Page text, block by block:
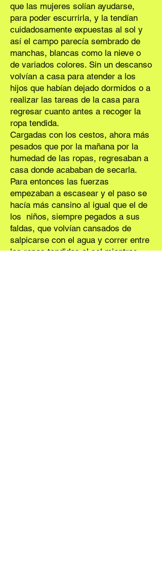
que las mujeres solían ayudarse,
para poder escurrirla, y la tendían
cuidadosamente expuestas al sol y
así el campo parecía sembrado de
manchas, blancas como la nieve o
de variados colores. Sin un descanso
volvían a casa para atender a los
hijos que habían dejado dormidos o a
realizar las tareas de la casa para
regresar cuanto antes a recoger la
ropa tendida.
Cargadas con los cestos, ahora más
pesados que por la mañana por la
humedad de las ropas, regresaban a
casa donde acababan de secarla.
Para entonces las fuerzas
empezaban a escasear y el paso se
hacía más cansino al igual que el de
los niños, siempre pegados a sus
faldas, que volvían cansados de
salpicarse con el agua y correr entre
las ropas tendidas al sol mientras